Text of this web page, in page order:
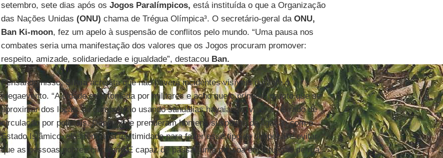
setembro, sete dias após os Jogos Paralímpicos, está instituída o que a Organização
das Nações Unidas (ONU) chama de Trégua Olímpica³. O secretário-geral da ONU,
Ban Ki-moon, fez um apelo à suspensão de conflitos pelo mundo. “Uma pausa nos
combates seria uma manifestação dos valores que os Jogos procuram promover:
respeito, amizade, solidariedade e igualdade”, destacou Ban.
Pensando nisso,Silviaacredita que não haverá incidentes visíveis durante o
megaevento. “A cidade está tomada por militares e acho que o primeiro garoto que se
aproximar dos locais de competição usando sandálias havaianas, vai ser retirado de
circulação por policiais. Depois que prenderam homens suspeitos de ligação com o
Estado Islâmico, eles têm uma legitimidade para fazer esse tipo de ‘limpeza’ e evitar
que as pessoas pobres circulem. É capaz de passar uma pessoa em situação de rua